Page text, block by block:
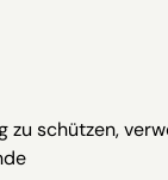
zu schützen,